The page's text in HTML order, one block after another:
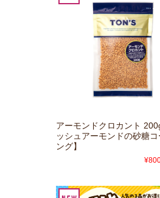
アーモンドクロカント
ッシュアーモンドの砂糖コ
ング】